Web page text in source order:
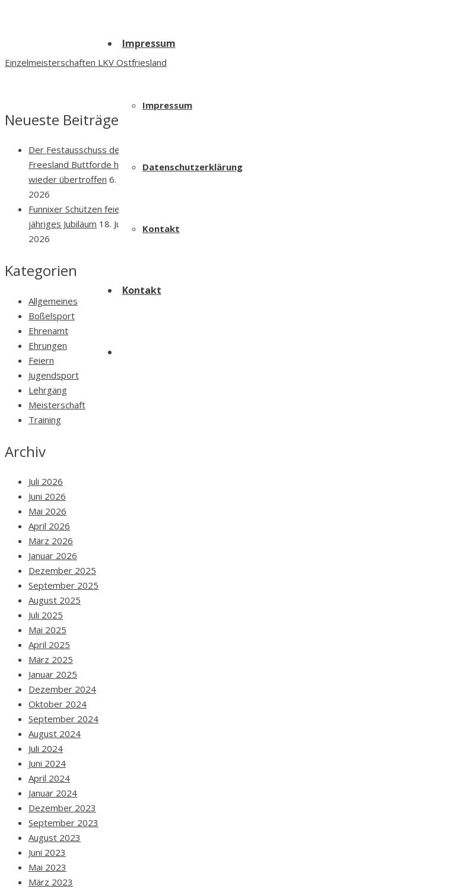
Impressum
Impressum
Datenschutzerklärung
Kontakt
Kontakt
Einzelmeisterschaften LKV Ostfriesland
Neueste Beiträge
Der Festausschuss des KBV
Freesland Buttforde hat sich
wieder übertroffen 6. Juli
2026
Funnixer Schützen feiern 50-
jähriges Jubiläum 18. Juni
2026
Kategorien
Allgemeines
Boßelsport
Ehrenamt
Ehrungen
Feiern
Jugendsport
Lehrgang
Meisterschaft
Training
Archiv
Juli 2026
Juni 2026
Mai 2026
April 2026
März 2026
Januar 2026
Dezember 2025
September 2025
August 2025
Juli 2025
Mai 2025
April 2025
März 2025
Januar 2025
Dezember 2024
Oktober 2024
September 2024
August 2024
Juli 2024
Juni 2024
April 2024
Januar 2024
Dezember 2023
September 2023
August 2023
Juni 2023
Mai 2023
März 2023